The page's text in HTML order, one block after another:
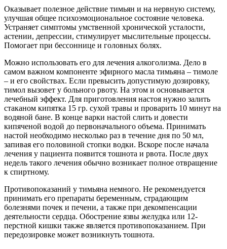
Оказывает полезное действие тимьян и на нервную систему,
улучшая общее психоэмоциональное состояние человека.
Устраняет симптомы умственной хронической усталости,
астении, депрессии, стимулирует мыслительные процессы.
Помогает при бессоннице и головных болях.
Можно использовать его для лечения алкоголизма. Дело в
самом важном компоненте эфирного масла тимьяна – тимоле
– и его свойствах. Если превысить допустимую дозировку,
тимол вызовет у больного рвоту. На этом и основывается
лечебный эффект. Для приготовления настоя нужно залить
стаканом кипятка 15 гр. сухой травы и проварить 10 минут на
водяной бане. В конце варки настой слить и довести
кипяченой водой до первоначального объема. Принимать
настой необходимо несколько раз в течение дня по 50 мл,
запивая его половиной стопки водки. Вскоре после начала
лечения у пациента появится тошнота и рвота. После двух
недель такого лечения обычно возникает полное отвращение
к спиртному.
Противопоказаний у тимьяна немного. Не рекомендуется
принимать его препараты беременным, страдающим
болезнями почек и печени, а также при декомпенсации
деятельности сердца. Обострение язвы желудка или 12-
перстной кишки также является противопоказанием. При
передозировке может возникнуть тошнота.